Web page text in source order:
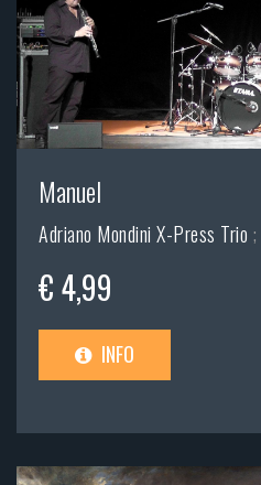
Manuel
Adriano Mondini X-Press Trio ;
€ 4,99
INFO